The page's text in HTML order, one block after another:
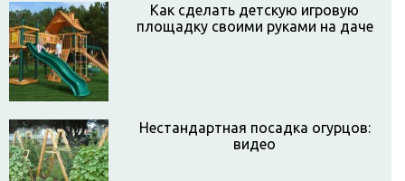
Как сделать детскую игровую
площадку своими руками на даче
Нестандартная посадка огурцов:
видео